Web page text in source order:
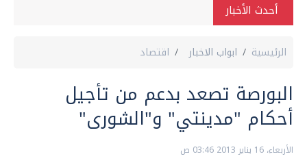
أحدث الأخبار
الرئيسية ابواب الاخبار اقتصاد
البورصة تصعد بدعم من تأجيل
أحكام "مدينتي" و"الشورى"
الأربعاء، 16 يناير 2013 03:46 ص